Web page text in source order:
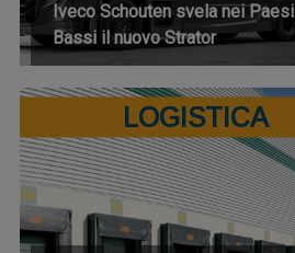
Iveco Schouten svela nei Paesi
Bassi il nuovo Strator
LOGISTICA